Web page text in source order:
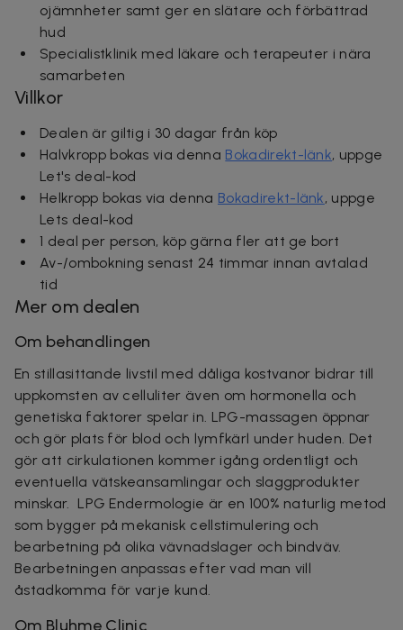
ojämnheter samt ger en slätare och förbättrad
hud
Specialistklinik med läkare och terapeuter i nära
samarbeten
Villkor
Dealen är giltig i 30 dagar från köp
Halvkropp bokas via denna Bokadirekt-länk, uppge
Let's deal-kod
Helkropp bokas via denna Bokadirekt-länk, uppge
Lets deal-kod
1 deal per person, köp gärna fler att ge bort
Av-/ombokning senast 24 timmar innan avtalad
tid
Mer om dealen
Om behandlingen
En stillasittande livstil med dåliga kostvanor bidrar till
uppkomsten av celluliter även om hormonella och
genetiska faktorer spelar in. LPG-massagen öppnar
och gör plats för blod och lymfkärl under huden. Det
gör att cirkulationen kommer igång ordentligt och
eventuella vätskeansamlingar och slaggprodukter
minskar. LPG Endermologie är en 100% naturlig metod
som bygger på mekanisk cellstimulering och
bearbetning på olika vävnadslager och bindväv.
Bearbetningen anpassas efter vad man vill
åstadkomma för varje kund.
Om Bluhme Clinic